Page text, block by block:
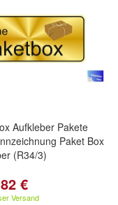
Aufkleber Pakete
Paket Box
(R34/3)
€
Versand